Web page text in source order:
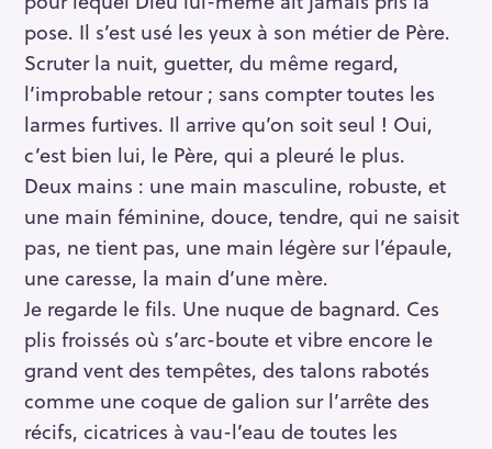
pose. Il s’est usé les yeux à son métier de Père.
Scruter la nuit, guetter, du même regard,
l’improbable retour ; sans compter toutes les
larmes furtives. Il arrive qu’on soit seul ! Oui,
c’est bien lui, le Père, qui a pleuré le plus.
Deux mains : une main masculine, robuste, et
une main féminine, douce, tendre, qui ne saisit
pas, ne tient pas, une main légère sur l’épaule,
une caresse, la main d’une mère.
Je regarde le fils. Une nuque de bagnard. Ces
plis froissés où s’arc-boute et vibre encore le
grand vent des tempêtes, des talons rabotés
comme une coque de galion sur l’arrête des
récifs, cicatrices à vau-l’eau de toutes les